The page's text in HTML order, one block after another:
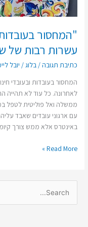
"המחסור
עשרות רבות של
כתיבת תגובה/בלוג/ יובל
המחסור בעובדות ובעובדי
לאחרונה. כל עוד לא תהייה
ממשלה ואל פוליטית לטפל
עם ארגוני עובדים שאבד
באינטרס אלא ממש צורך
שנים"
Read More »
e